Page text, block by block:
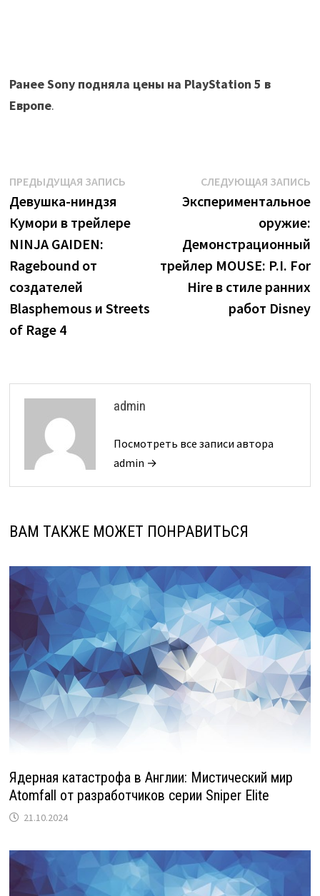
Ранее Sony подняла цены на PlayStation 5 в
Европе.
Навигация
по
записям
ПРЕДЫДУЩАЯ ЗАПИСЬПредыдущая
Девушка-ниндзя
Кумори в трейлере
NINJA GAIDEN:
Ragebound от
создателей
Blasphemous и Streets
of Rage 4
СЛЕДУЮЩАЯ ЗАПИСЬ
Экспериментальное
оружие:
Демонстрационный
трейлер MOUSE: P.I. For
Hire в стиле ранних
работ Disney
admin
Посмотреть все записи автора
admin →
ВАМ ТАКЖЕ МОЖЕТ ПОНРАВИТЬСЯ
Ядерная катастрофа в Англии: Мистический мир
Atomfall от разработчиков серии Sniper Elite
21.10.2024